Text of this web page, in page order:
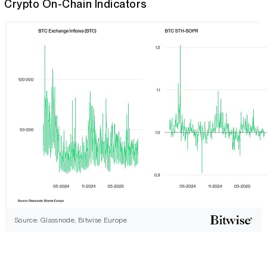
Crypto On-Chain Indicators
Source: Glassnode, Bitwise Europe